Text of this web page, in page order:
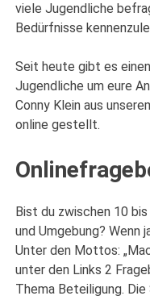
viele Jugendliche
Bedürfnisse
Seit heute gibt es
Jugendliche um eure
Conny Klein aus
online gestellt.
Bist du zwischen 10
und Umgebung? Wenn
Unter den Mottos:
unter den Links 2
Thema Beteiligung.